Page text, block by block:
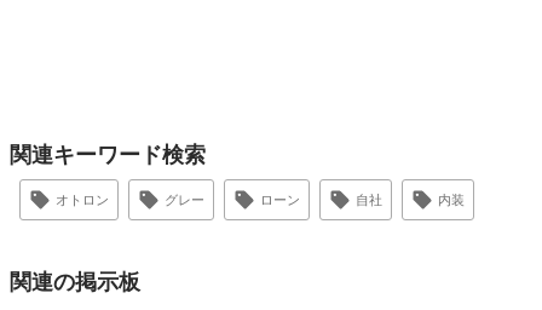
関連キーワード検索
オトロン グレー ローン 自社 内装
関連の掲示板